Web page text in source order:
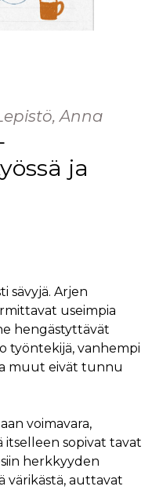
Anna
ja
sävyjä. Arjen
useimpia
hengästyttävät
työntekijä, vanhempi
muut eivät tunnu
voimavara,
itselleen sopivat tavat
herkkyyden
värikästä, auttavat